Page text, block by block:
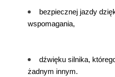
bezpiecznej jazdy
wspomagania,
dźwięku silnika,
żadnym innym.